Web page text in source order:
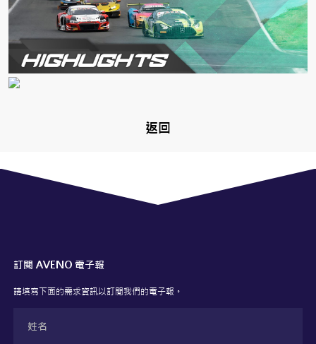
返回
訂閱 AVENO 電子報
請填寫下面的需求資訊以訂閱我們的電子報。